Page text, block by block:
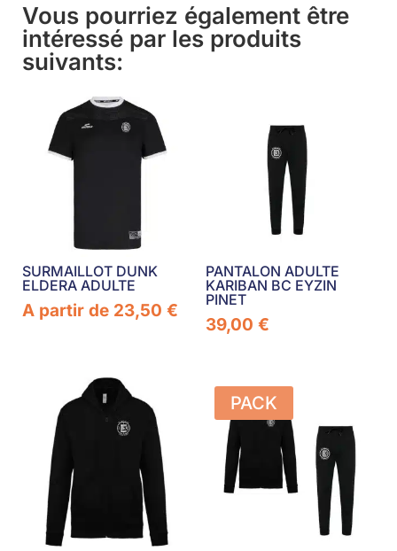
Vous pourriez également être
intéressé par les produits
suivants:
SURMAILLOT DUNK
ELDERA ADULTE
A partir de 23,50 €
PANTALON ADULTE
KARIBAN BC EYZIN
PINET
39,00 €
PACK